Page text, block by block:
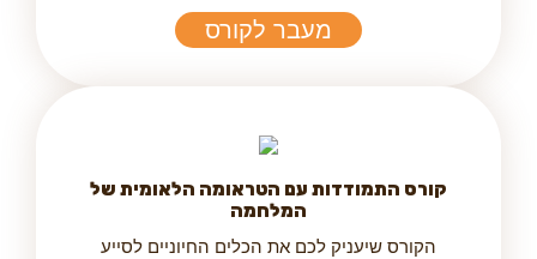
מעבר לקורס
קורס התמודדות עם הטראומה הלאומית של
המלחמה
הקורס שיעניק לכם את הכלים החיוניים לסייע